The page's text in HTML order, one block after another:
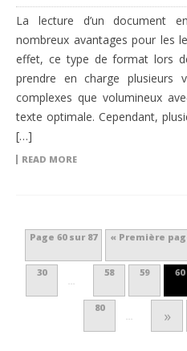
La lecture d’un document
nombreux avantages pour les
effet, ce type de format lors
prendre en charge plusieurs
complexes que volumineux
texte optimale. Cependant,
[…]
READ MORE
Page 60 sur 87 « Première
30
…
58 59 60
80
… »